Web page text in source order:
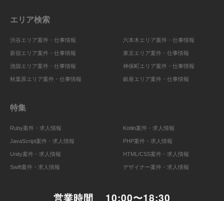
エリア検索
渋谷エリア案件・仕事情報
新宿エリア案件・仕事情報
池袋エリア案件・仕事情報
秋葉原エリア案件・仕事情報
六本木エリア案件・仕事情報
東京エリア案件・仕事情報
神保町エリア案件・仕事情報
銀座エリア案件・仕事情報
特集
Ruby案件・求人情報
JavaScript案件・求人情報
Unity案件・求人情報
Swift案件・求人情報
Kotlin案件・求人情報
PHP案件・求人情報
HTML/CSS案件・求人情報
デザイナー案件・求人情報
営業時間 10:00〜18:30